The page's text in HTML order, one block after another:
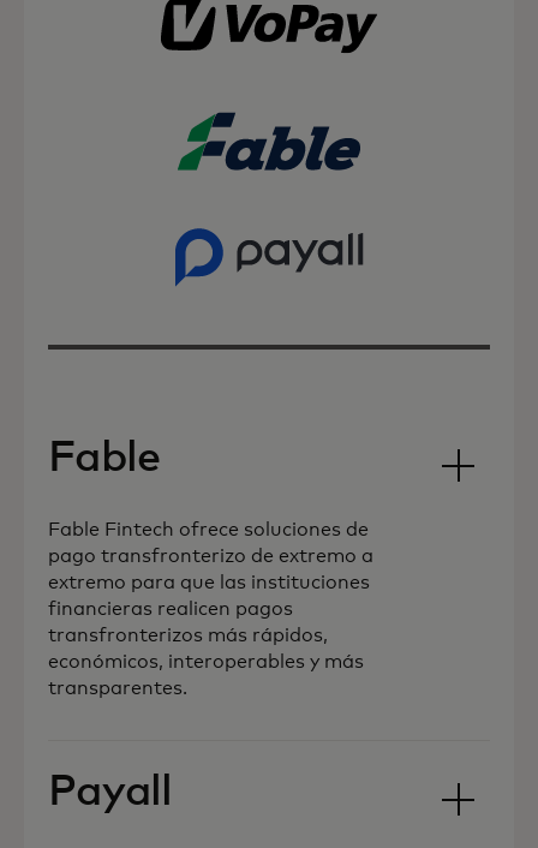
Fable
Fable Fintech ofrece soluciones de
pago transfronterizo de extremo a
extremo para que las instituciones
financieras realicen pagos
transfronterizos más rápidos,
económicos, interoperables y más
transparentes.
Payall